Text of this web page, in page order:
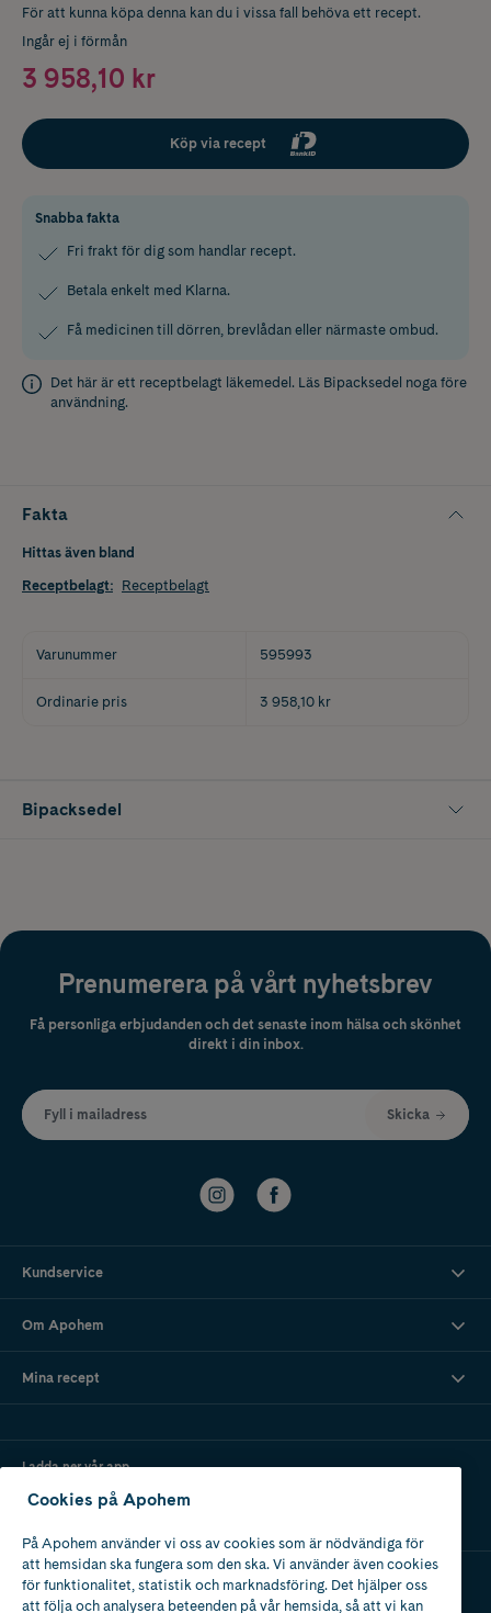
För att kunna köpa denna kan du i vissa fall behöva ett recept.
Ingår ej i förmån
3 958,10 kr
Köp via recept
Snabba fakta
Fri frakt för dig som handlar recept.
Betala enkelt med Klarna.
Få medicinen till dörren, brevlådan eller närmaste ombud.
Det här är ett receptbelagt läkemedel. Läs Bipacksedel noga före
användning.
Fakta
Hittas även bland
Receptbelagt: Receptbelagt
Varunummer 595993
Ordinarie pris 3 958,10 kr
Bipacksedel
Prenumerera på vårt nyhetsbrev
Få personliga erbjudanden och det senaste inom hälsa och skönhet
direkt i din inbox.
Fyll i mailadress Skicka
Kundservice
Om Apohem
Mina recept
Ladda ner vår app
Apotek med tillstånd
Cookies på Apohem
På Apohem använder vi oss av cookies som är nödvändiga för
att hemsidan ska fungera som den ska. Vi använder även cookies
för funktionalitet, statistik och marknadsföring. Det hjälper oss
att följa och analysera beteenden på vår hemsida, så att vi kan